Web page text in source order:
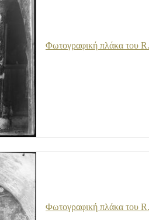
Φωτογραφική πλάκα του R.
Φωτογραφική πλάκα του